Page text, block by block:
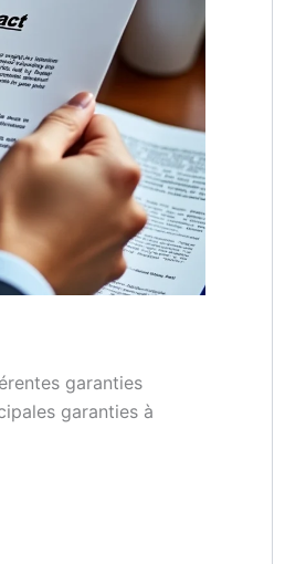
garanties
garanties à